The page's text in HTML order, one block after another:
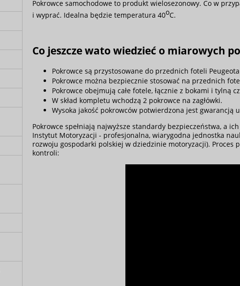
Pokrowce samochodowe to produkt wielosezonowy. Co w
i wyprać. Idealna będzie temperatura 40oC.
Co jeszcze wato wiedzieć o miarowych
Pokrowce są przystosowane do przednich foteli
Pokrowce można bezpiecznie stosować na przednich
Pokrowce obejmują całe fotele, łącznie z bokami i tylną
W skład kompletu wchodzą 2 pokrowce na zagłówki.
Wysoka jakość pokrowców potwierdzona jest gwarancją
Pokrowce spełniają najwyższe standardy bezpieczeństwa, a
Instytut Motoryzacji - profesjonalna, wiarygodna jednostka
rozwoju gospodarki polskiej w dziedzinie motoryzacji).
kontroli: